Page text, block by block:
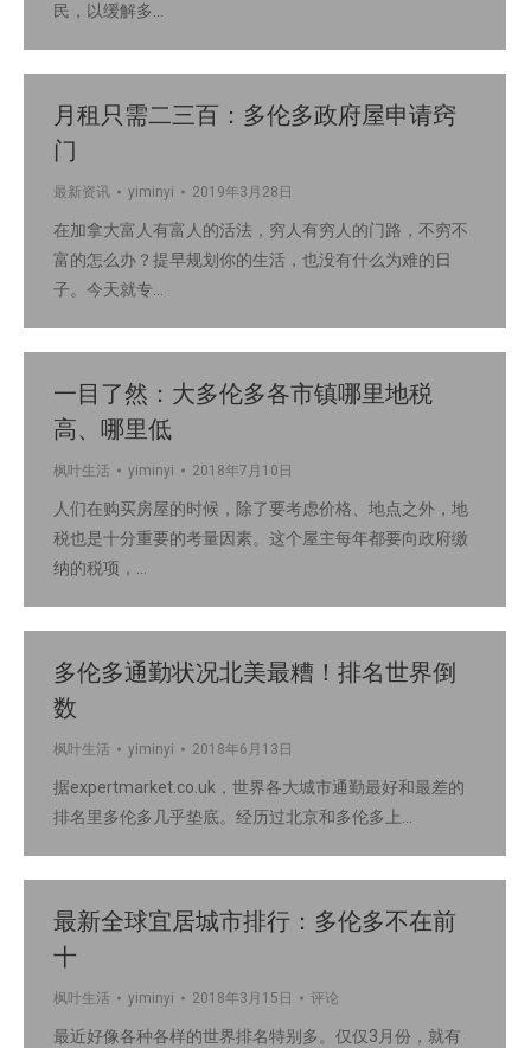
民，以缓解多…
月租只需二三百：多伦多政府屋申请窍
门
最新资讯 yiminyi 2019年3月28日
在加拿大富人有富人的活法，穷人有穷人的门路，不穷不
富的怎么办？提早规划你的生活，也没有什么为难的日
子。今天就专…
一目了然：大多伦多各市镇哪里地税
高、哪里低
枫叶生活 yiminyi 2018年7月10日
人们在购买房屋的时候，除了要考虑价格、地点之外，地
税也是十分重要的考量因素。这个屋主每年都要向政府缴
纳的税项，…
多伦多通勤状况北美最糟！排名世界倒
数
枫叶生活 yiminyi 2018年6月13日
据expertmarket.co.uk，世界各大城市通勤最好和最差的
排名里多伦多几乎垫底。经历过北京和多伦多上…
最新全球宜居城市排行：多伦多不在前
十
枫叶生活 yiminyi 2018年3月15日 评论
最近好像各种各样的世界排名特别多。仅仅3月份，就有